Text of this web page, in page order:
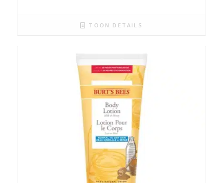
TOON DETAILS